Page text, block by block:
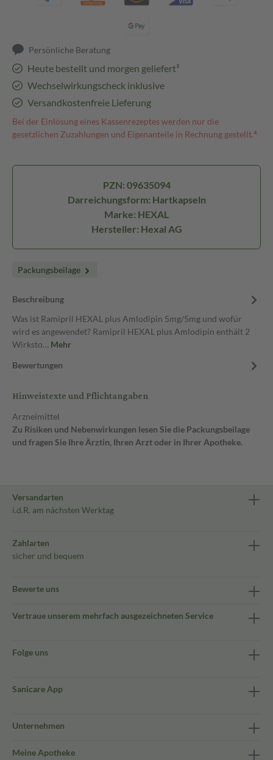
Persönliche Beratung
Heute bestellt und morgen geliefert³
Wechselwirkungscheck inklusive
Versandkostenfreie Lieferung
Bei der Einlösung eines Kassenrezeptes werden nur die
gesetzlichen Zuzahlungen und Eigenanteile in Rechnung gestellt.⁴
PZN: 09635094
Darreichungsform: Hartkapseln
Marke: HEXAL
Hersteller: Hexal AG
Packungsbeilage
Beschreibung
Was ist Ramipril HEXAL plus Amlodipin 5mg/5mg und wofür
wird es angewendet? Ramipril HEXAL plus Amlodipin enthält 2
Wirksto… Mehr
Bewertungen
Hinweistexte und Pflichtangaben
Arzneimittel
Zu Risiken und Nebenwirkungen lesen Sie die Packungsbeilage
und fragen Sie Ihre Ärztin, Ihren Arzt oder in Ihrer Apotheke.
Versandarten
i.d.R. am nächsten Werktag
Zahlarten
sicher und bequem
Bewerte uns
Vertraue unserem mehrfach ausgezeichneten Service
Folge uns
Sanicare App
Unternehmen
Meine Apotheke